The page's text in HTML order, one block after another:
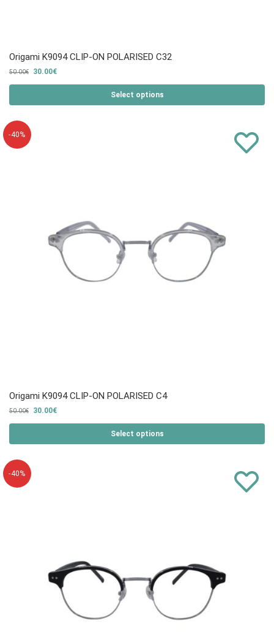
Origami K9094 CLIP-ON POLARISED C32
50.00€ 30.00€
Select options
-40%
Origami K9094 CLIP-ON POLARISED C4
50.00€ 30.00€
Select options
-40%